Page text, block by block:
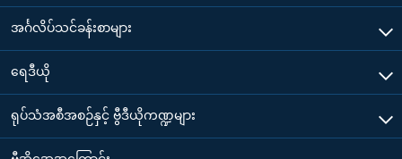
အင်္ဂလိပ်သင်ခန်းစာများ
ရေဒီယို
ရုပ်သံအစီအစဉ်နှင့် ဗွီဒီယိုကဏ္ဍများ